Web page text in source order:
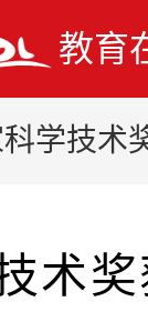
教育
科学技术
术